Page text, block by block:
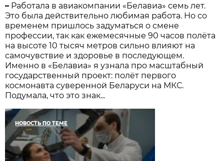
– Работала в авиакомпании «Белавиа» семь лет.
Это была действительно любимая работа. Но со
временем пришлось задуматься о смене
профессии, так как ежемесячные 90 часов полёта
на высоте 10 тысяч метров сильно влияют на
самочувствие и здоровье в последующем.
Именно в «Белавиа» я узнала про масштабный
государственный проект: полёт первого
космонавта суверенной Беларуси на МКС.
Подумала, что это знак...
НОВОСТЬ ПО ТЕМЕ